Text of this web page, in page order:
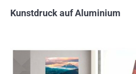
Kunstdruck auf Aluminium